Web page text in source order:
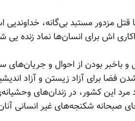
قتل مزدور مستبد بی‌گانه،
اش برای انسان‌ها نماد زنده یی
باخبر بودن از احوال و جریان‌های
فضا برای آزاد زیستن و آزاد
این کشور، در زندان‌های
صبحانه شکنجه‌های غیر انسانی‌